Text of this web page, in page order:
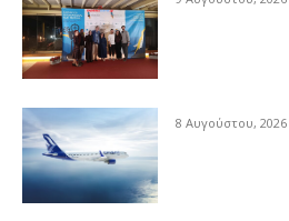
8 Αυγούστου, 2026